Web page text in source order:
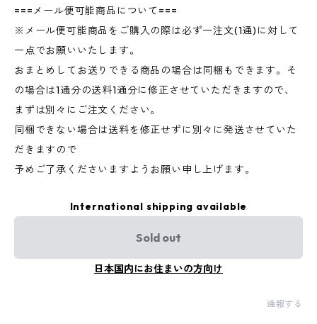
===メール便可能商品について===
※メール便可能商品をご購入の際は必ず一注文(1通)に対して
一点でお願いいたします。
おまとめしてお送りできる商品の場合は同梱もできます。そ
の場合は1通分の送料1通分に修正させていただきますので、
まずは別々にご注文ください。
同梱できない場合は送料を修正せずに別々に発送させていた
だきますので
予めご了承くださいますようお願い申し上げます。
International shipping available
Sold out
日本国内にお住まいの方向け
通報する